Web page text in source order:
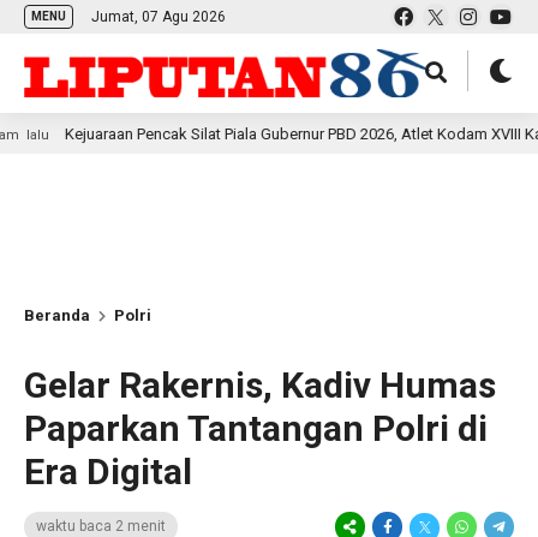
MENU Jumat, 07 Agu 2026
Pencak Silat Piala Gubernur PBD 2026, Atlet Kodam XVIII Kasuari
Beranda Polri
Gelar Rakernis, Kadiv Humas
Paparkan Tantangan Polri di
Era Digital
waktu baca 2 menit